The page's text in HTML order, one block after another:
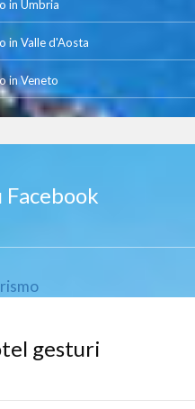
in Umbria
in Valle d'Aosta
in Veneto
Facebook
gesturi